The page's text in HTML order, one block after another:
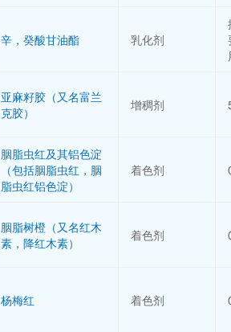
辛，癸酸甘油酯 乳化剂
亚麻籽胶（又名富兰
克胶）
增稠剂
胭脂虫红及其铝色淀
（包括胭脂虫红，胭
脂虫红铝色淀）
着色剂
胭脂树橙（又名红木
素，降红木素）
着色剂
杨梅红 着色剂